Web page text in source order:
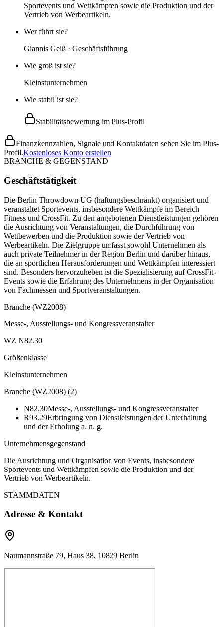
Sportevents und Wettkämpfen sowie die Produktion und der
Vertrieb von Werbeartikeln.
Wer führt sie?
Giannis Geiß · Geschäftsführung
Wie groß ist sie?
Kleinstunternehmen
Wie stabil ist sie?
Stabilitätsbewertung im Plus-Profil
Finanzkennzahlen, Signale und Kontaktdaten sehen Sie im Plus-
Profil.Kostenloses Konto erstellen
BRANCHE & GEGENSTAND
Geschäftstätigkeit
Die Berlin Throwdown UG (haftungsbeschränkt) organisiert und
veranstaltet Sportevents, insbesondere Wettkämpfe im Bereich
Fitness und CrossFit. Zu den angebotenen Dienstleistungen gehören
die Ausrichtung von Veranstaltungen, die Durchführung von
Wettbewerben und die Produktion sowie der Vertrieb von
Werbeartikeln. Die Zielgruppe umfasst sowohl Unternehmen als
auch private Teilnehmer in der Region Berlin und darüber hinaus,
die an sportlichen Herausforderungen und Wettkämpfen interessiert
sind. Besonders hervorzuheben ist die Spezialisierung auf CrossFit-
Events sowie die Erfahrung des Unternehmens in der Organisation
von Fachmessen und Sportveranstaltungen.
Branche (WZ2008)
Messe-, Ausstellungs- und Kongressveranstalter
WZ N82.30
Größenklasse
Kleinstunternehmen
Branche (WZ2008) (2)
N82.30Messe-, Ausstellungs- und Kongressveranstalter
R93.29Erbringung von Dienstleistungen der Unterhaltung
und der Erholung a. n. g.
Unternehmensgegenstand
Die Ausrichtung und Organisation von Events, insbesondere
Sportevents und Wettkämpfen sowie die Produktion und der
Vertrieb von Werbeartikeln.
STAMMDATEN
Adresse & Kontakt
Naumannstraße 79, Haus 38, 10829 Berlin